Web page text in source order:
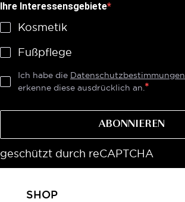
Ihre Interessensgebiete
Kosmetik
Fußpflege
Ich habe die Datenschutzbestimmungen
erkenne diese ausdrücklich an.
ABONNIEREN
geschützt durch reCAPTCHA
SHOP